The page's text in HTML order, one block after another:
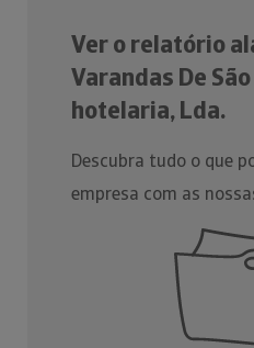
Ver o relatório
Varandas De
hotelaria, Lda.
Descubra tudo o que
empresa com as